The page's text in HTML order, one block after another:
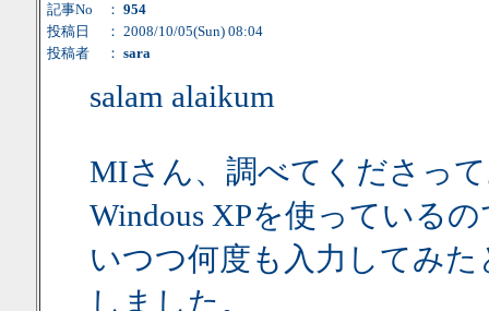
記事No
： 954
投稿日
： 2008/10/05(Sun) 08:04
投稿者
： sara
salam alaikum
MIさん、調べてくださっ
Windous XPを使っている
いつつ何度も入力してみた
しました。